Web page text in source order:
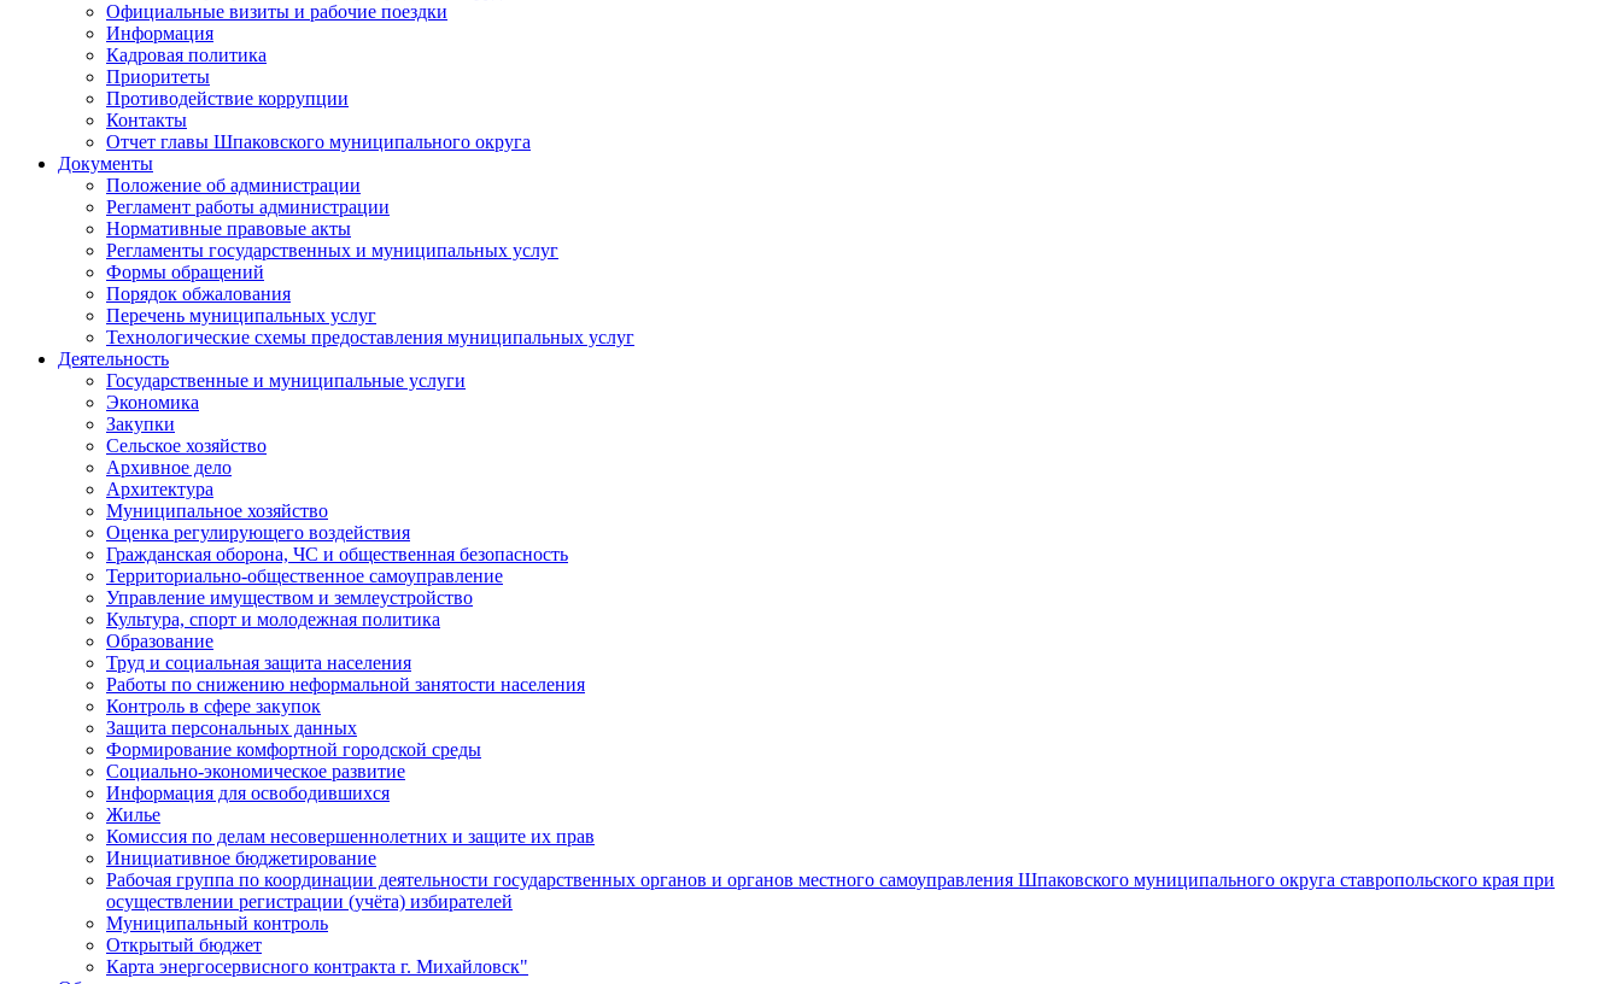
Официальные визиты и рабочие поездки
Информация
Кадровая политика
Приоритеты
Противодействие коррупции
Контакты
Отчет главы Шпаковского муниципального округа
Документы
Положение об администрации
Регламент работы администрации
Нормативные правовые акты
Регламенты государственных и муниципальных услуг
Формы обращений
Порядок обжалования
Перечень муниципальных услуг
Технологические схемы предоставления муниципальных услуг
Деятельность
Государственные и муниципальные услуги
Экономика
Закупки
Сельское хозяйство
Архивное дело
Архитектура
Муниципальное хозяйство
Оценка регулирующего воздействия
Гражданская оборона, ЧС и общественная безопасность
Территориально-общественное самоуправление
Управление имуществом и землеустройство
Культура, спорт и молодежная политика
Образование
Труд и социальная защита населения
Работы по снижению неформальной занятости населения
Контроль в сфере закупок
Защита персональных данных
Формирование комфортной городской среды
Социально-экономическое развитие
Информация для освободившихся
Жилье
Комиссия по делам несовершеннолетних и защите их прав
Инициативное бюджетирование
Рабочая группа по координации деятельности государственных органов и органов местного самоуправления Шпаковского муниципального округа ставропольского края при
осуществлении регистрации (учёта) избирателей
Муниципальный контроль
Открытый бюджет
Карта энергосервисного контракта г. Михайловск"